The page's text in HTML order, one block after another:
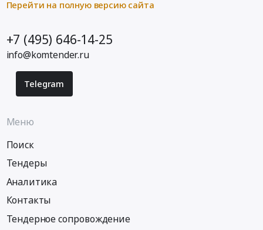
Перейти на полную версию сайта
+7 (495) 646-14-25
info@komtender.ru
Telegram
Меню
Поиск
Тендеры
Аналитика
Контакты
Тендерное сопровождение